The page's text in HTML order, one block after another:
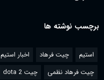
برچسب نوشته ها
استیم چیت فرهاد اخبار استیم
چیت فرهاد نظمی
چیت dota 2